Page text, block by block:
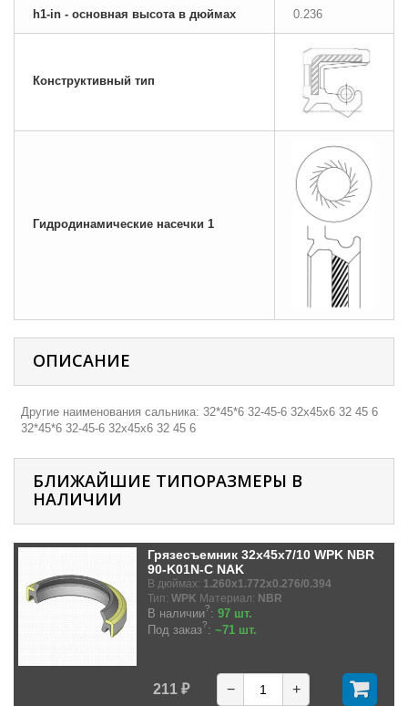
h1-in - основная высота в дюймах 0.236
Конструктивный тип
Гидродинамические насечки 1
ОПИСАНИЕ
Другие наименования сальника: 32*45*6 32-45-6 32х45х6 32 45 6
32*45*6 32-45-6 32х45х6 32 45 6
БЛИЖАЙШИЕ ТИПОРАЗМЕРЫ В
НАЛИЧИИ
Грязесъемник 32x45x7/10 WPK NBR
90-K01N-C NAK
В дюймах: 1.260x1.772x0.276/0.394
Тип: WPK Материал: NBR
В наличии?: 97 шт.
Под заказ?: ~71 шт.
211 ₽ − +